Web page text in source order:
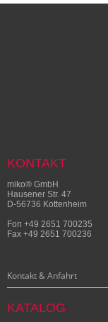
KONTAKT
miko® GmbH
Hausener Str. 47
D-56736 Kottenheim
Fon +49 2651 700235
Fax +49 2651 700236
Kontakt & Anfahrt
KATALOG